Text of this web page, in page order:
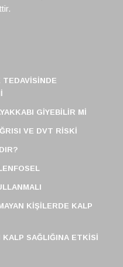
TEDAVISINDE
GIYEBILIR MI
VE DVT RISKI
KIŞILERDE KALP
SAĞLIĞINA ETKISI